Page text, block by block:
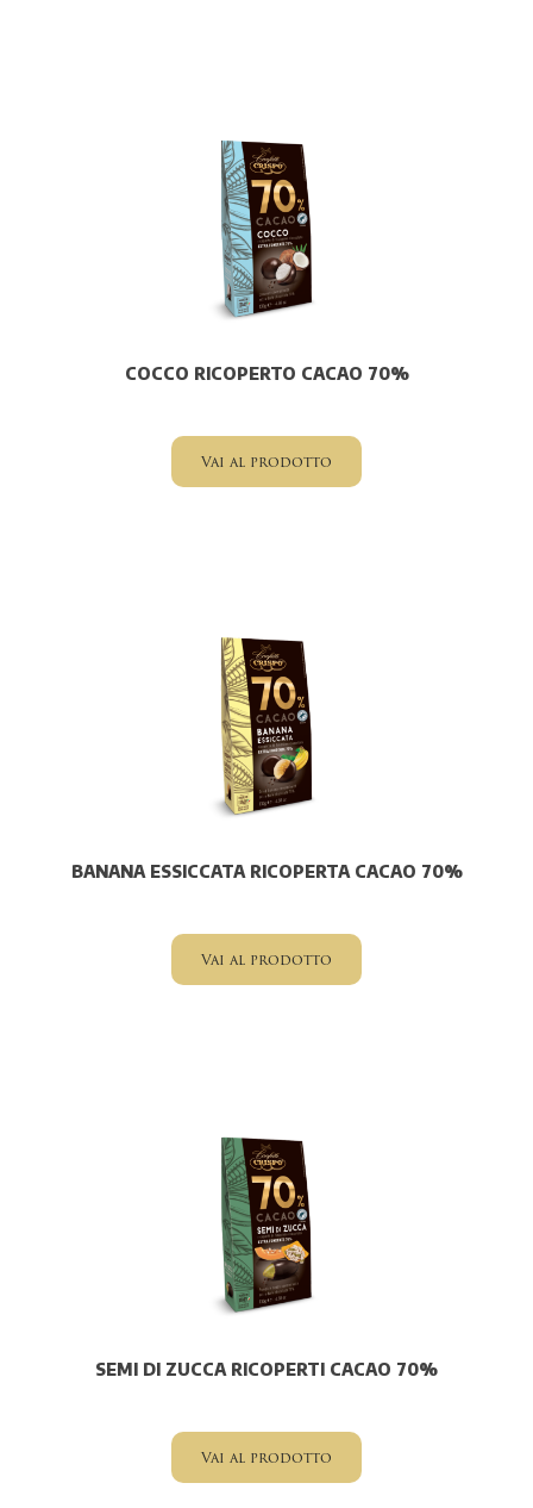
COCCO RICOPERTO CACAO 70%
Vai al prodotto
BANANA ESSICCATA RICOPERTA CACAO 70%
Vai al prodotto
SEMI DI ZUCCA RICOPERTI CACAO 70%
Vai al prodotto